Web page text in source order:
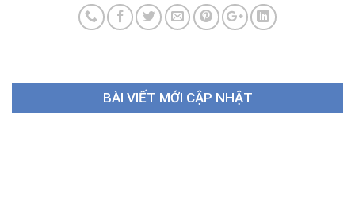
BÀI VIẾT MỚI CẬP NHẬT